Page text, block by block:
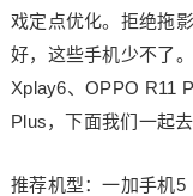
戏定点优化。拒绝拖
好，这些手机少不了
Xplay6、OPPO R11
Plus，下面我们一起
推荐机型：一加手机5